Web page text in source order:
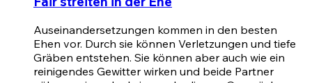
Auseinandersetzungen kommen in den besten
Ehen vor. Durch sie können Verletzungen und tiefe
Gräben entstehen. Sie können aber auch wie ein
reinigendes Gewitter wirken und beide Partner